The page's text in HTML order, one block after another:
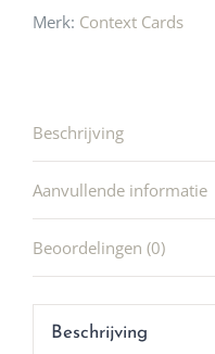
Merk: Context Cards
Beschrijving
Aanvullende informatie
Beoordelingen (0)
Beschrijving